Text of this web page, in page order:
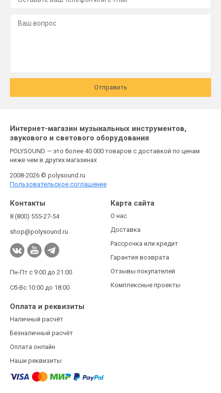
Отправить
Интернет-магазин музыкальных инструментов,
звукового и светового оборудования
POLYSOUND — это более 40 000 товаров с доставкой по ценам
ниже чем в других магазинах
2008-2026 © polysound.ru
Пользовательское соглашение
Контакты
8 (800) 555-27-54
shop@polysound.ru
Пн-Пт с 9:00 до 21:00
Сб-Вс 10:00 до 18:00
Карта сайта
О нас
Доставка
Рассрочка или кредит
Гарантия возврата
Отзывы покупателей
Комплексные проекты
Оплата и реквизиты
Наличный расчёт
Безналичный расчёт
Оплата онлайн
Наши реквизиты